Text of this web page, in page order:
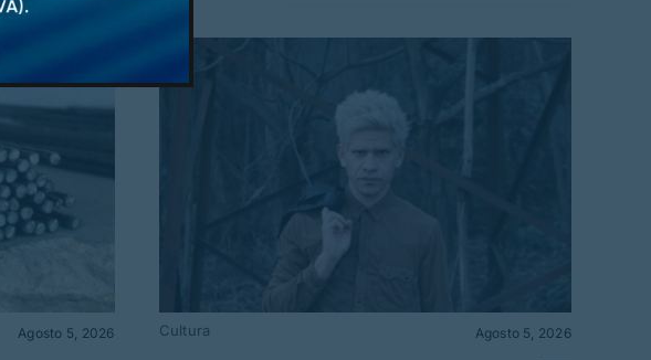
Agosto 5, 2026 Cultura Agosto 5, 2026